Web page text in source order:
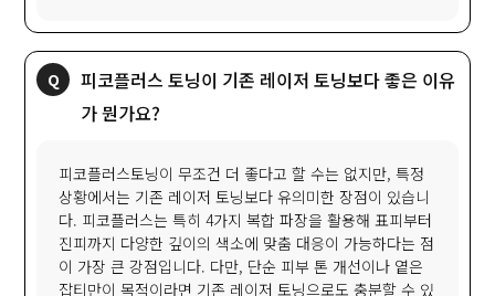
피코플러스 토닝이 기존 레이저 토닝보다 좋은 이유
가 뭔가요?
피코플러스토닝이 무조건 더 좋다고 할 수는 없지만, 특정
상황에서는 기존 레이저 토닝보다 유의미한 장점이 있습니
다. 피코플러스는 특히 4가지 복합 파장을 활용해 표피부터
진피까지 다양한 깊이의 색소에 맞춤 대응이 가능하다는 점
이 가장 큰 강점입니다. 다만, 단순 피부 톤 개선이나 옅은
잡티만이 목적이라면 기존 레이저 토닝으로도 충분할 수 있